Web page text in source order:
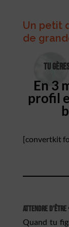
Un petit
de
Tu
En 3
profil
[convertkit
Attendre d’être
Quand tu